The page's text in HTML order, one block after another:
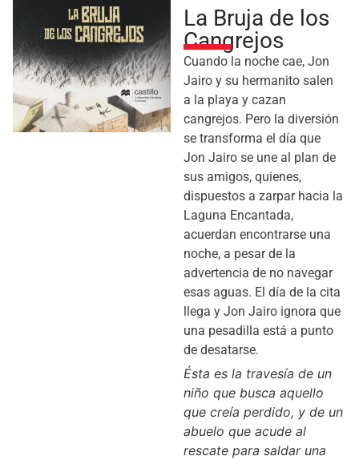
La Bruja de los
Cangrejos
Cuando la noche cae, Jon
Jairo y su hermanito salen
a la playa y cazan
cangrejos. Pero la diversión
se transforma el día que
Jon Jairo se une al plan de
sus amigos, quienes,
dispuestos a zarpar hacia la
Laguna Encantada,
acuerdan encontrarse una
noche, a pesar de la
advertencia de no navegar
esas aguas. El día de la cita
llega y Jon Jairo ignora que
una pesadilla está a punto
de desatarse.
Ésta es la travesía de un
niño que busca aquello
que creía perdido, y de un
abuelo que acude al
rescate para saldar una